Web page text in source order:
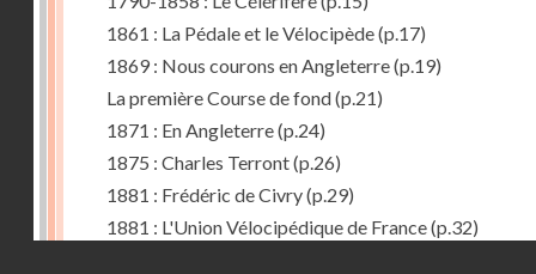
1861 : La Pédale et le Vélocipède(p.17)
1869 : Nous courons en Angleterre(p.19)
La première Course de fond(p.21)
1871 : En Angleterre(p.24)
1875 : Charles Terront(p.26)
1881 : Frédéric de Civry(p.29)
1881 : L'Union Vélocipédique de France(p.32)